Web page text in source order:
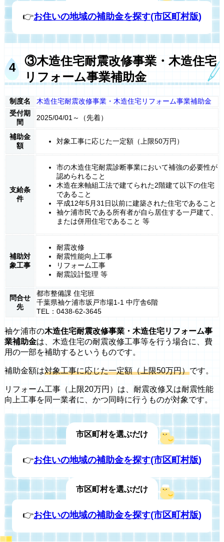
👉お住いの地域の補助金を探す(市区町村版)
③木造住宅耐震改修事業・木造住宅
リフォーム事業補助金
制度名
木造住宅耐震改修事業・木造住宅リフォーム事業補助金
受付期
間
2025/04/01～（先着）
補助金
額
対象工事に応じた一定額（上限50万円）
支給条
件
市の木造住宅耐震診断事業において補強の必要性が
認められること
木造在来軸組工法で建てられた2階建て以下の住宅
であること
平成12年5月31日以前に建築された住宅であること
袖ケ浦市民である所有者が自ら居住する一戸建て、
または併用住宅であること 等
補助対
象工事
耐震改修
耐震性能向上工事
リフォーム工事
耐震設計監理 等
問合せ
先
都市整備課 住宅班
千葉県袖ケ浦市坂戸市場1-1 中庁舎6階
TEL：0438-62-3645
袖ケ浦市の木造住宅耐震改修事業・木造住宅リフォーム事
業補助金は、木造住宅の耐震改修工事等を行う場合に、費
用の一部を補助するというものです。
補助金額は対象工事に応じた一定額（上限50万円）です。
リフォーム工事（上限20万円）は、耐震改修又は耐震性能
向上工事を同一業者に、かつ同時に行うものが対象です。
市区町村を選ぶだけ
👉お住いの地域の補助金を探す(市区町村版)
市区町村を選ぶだけ
👉お住いの地域の補助金を探す(市区町村版)